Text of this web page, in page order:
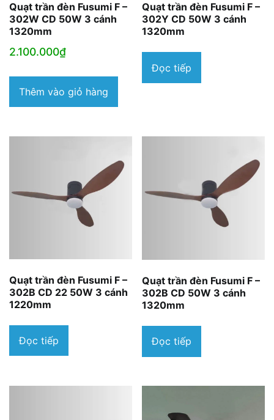
Quạt trần đèn Fusumi F –
302W CD 50W 3 cánh
1320mm
2.100.000₫
Thêm vào giỏ hàng
Quạt trần đèn Fusumi F –
302Y CD 50W 3 cánh
1320mm
Đọc tiếp
Quạt trần đèn Fusumi F –
302B CD 22 50W 3 cánh
1220mm
Đọc tiếp
Quạt trần đèn Fusumi F –
302B CD 50W 3 cánh
1320mm
Đọc tiếp